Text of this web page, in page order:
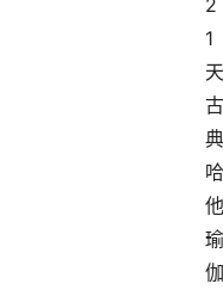
2
1
天
古
典
哈
他
瑜
伽